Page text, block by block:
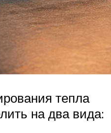
тепла
на два вида: